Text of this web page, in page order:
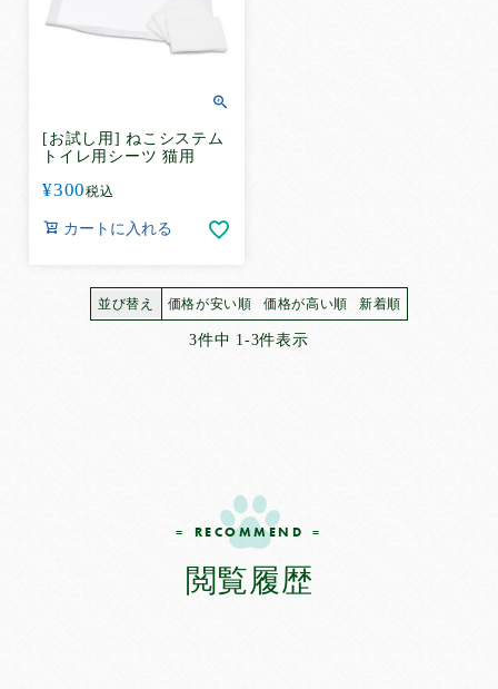
お留守番で使う
トイレトレーニングで使う
お試ししてから使う
その他 ペット用品
特集・キャンペーン
[お試し用] ねこシステム
トイレ用シーツ 猫用
¥300税込
カートに入れる
並び替え 価格が安い順 価格が高い順 新着順
3件中 1-3件表示
RECOMMEND
閲覧履歴